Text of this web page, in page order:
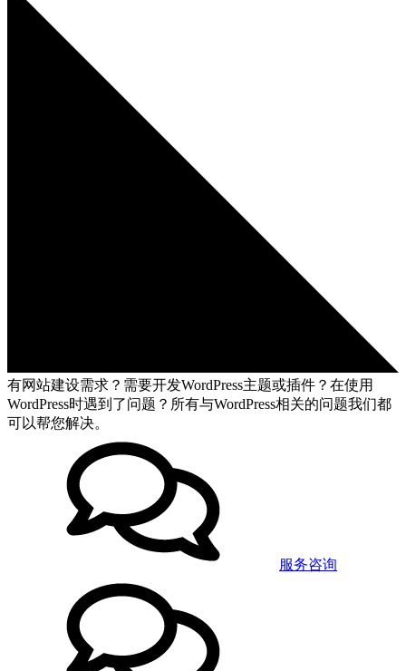
有网站建设需求？需要开发WordPress主题或插件？在使用
WordPress时遇到了问题？所有与WordPress相关的问题我们都
可以帮您解决。
服务咨询